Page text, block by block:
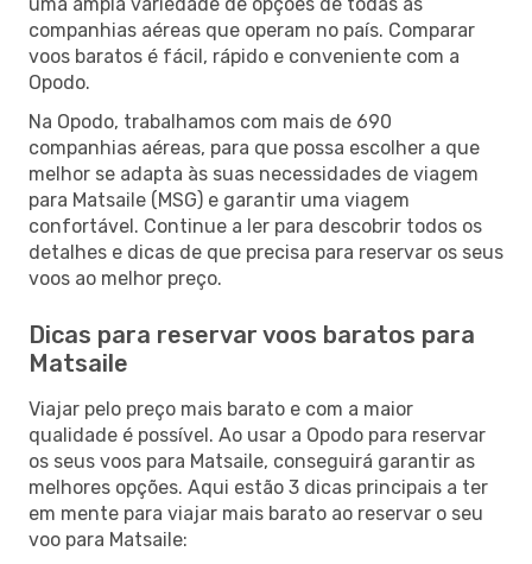
companhias aéreas que operam no país. Comparar
voos baratos é fácil, rápido e conveniente com a
Opodo.
Na Opodo, trabalhamos com mais de 690
companhias aéreas, para que possa escolher a que
melhor se adapta às suas necessidades de viagem
para Matsaile (MSG) e garantir uma viagem
confortável. Continue a ler para descobrir todos os
detalhes e dicas de que precisa para reservar os seus
voos ao melhor preço.
Dicas para reservar voos baratos para
Matsaile
Viajar pelo preço mais barato e com a maior
qualidade é possível. Ao usar a Opodo para reservar
os seus voos para Matsaile, conseguirá garantir as
melhores opções. Aqui estão 3 dicas principais a ter
em mente para viajar mais barato ao reservar o seu
voo para Matsaile: